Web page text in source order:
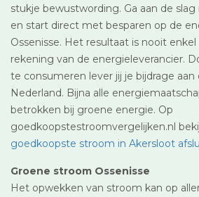
stukje bewustwording. Ga aan de
en start direct met besparen op de
Ossenisse. Het resultaat is nooit
rekening van de energieleverancier.
te consumeren lever jij je bijdrage
Nederland. Bijna alle
betrokken bij groene energie. Op
goedkoopstestroomvergelijken.nl
goedkoopste stroom in Akersloot
Groene stroom Ossenisse
Het opwekken van stroom kan op